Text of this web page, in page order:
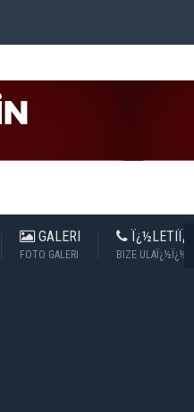
GALERI
FOTO GALERI BIZE ULAÏ¿½Ï¿½N